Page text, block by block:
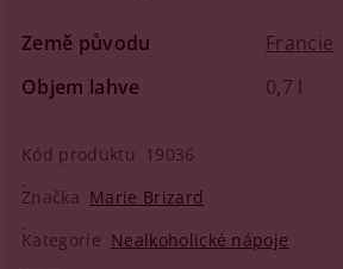
Země původu
Francie
Objem lahve
0,7 l
Kód produktu
19036
Značka Marie Brizard
Kategorie Nealkoholické nápoje